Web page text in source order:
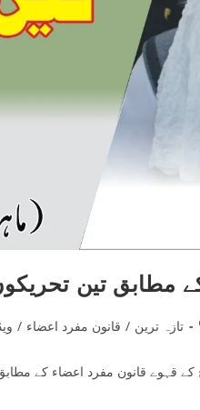
مطابق تین
تازہ ترین / قانون مفرد اعضاء /
قہوے قانون مفرد اعضاء کے